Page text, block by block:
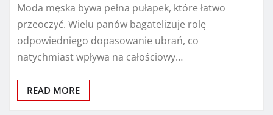
Moda męska bywa pełna pułapek, które łatwo
przeoczyć. Wielu panów bagatelizuje rolę
odpowiedniego dopasowanie ubrań, co
natychmiast wpływa na całościowy…
READ MORE